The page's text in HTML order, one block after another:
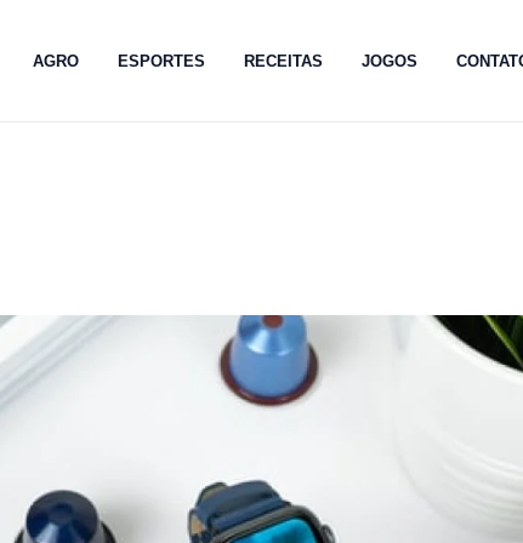
AGRO ESPORTES RECEITAS JOGOS